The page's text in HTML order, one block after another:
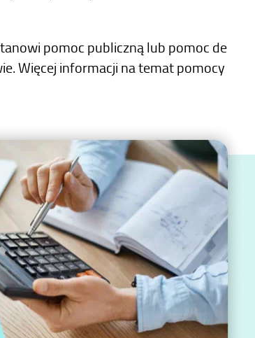
pomoc publiczną lub pomoc de
Więcej informacji na temat pomocy